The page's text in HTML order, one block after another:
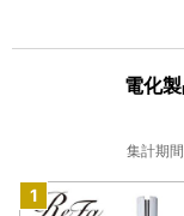
■ 寄附申込につい
キャンセル・変
ャンセル、返礼
了承ください。
■ 書類（受領証明
電化
集計期